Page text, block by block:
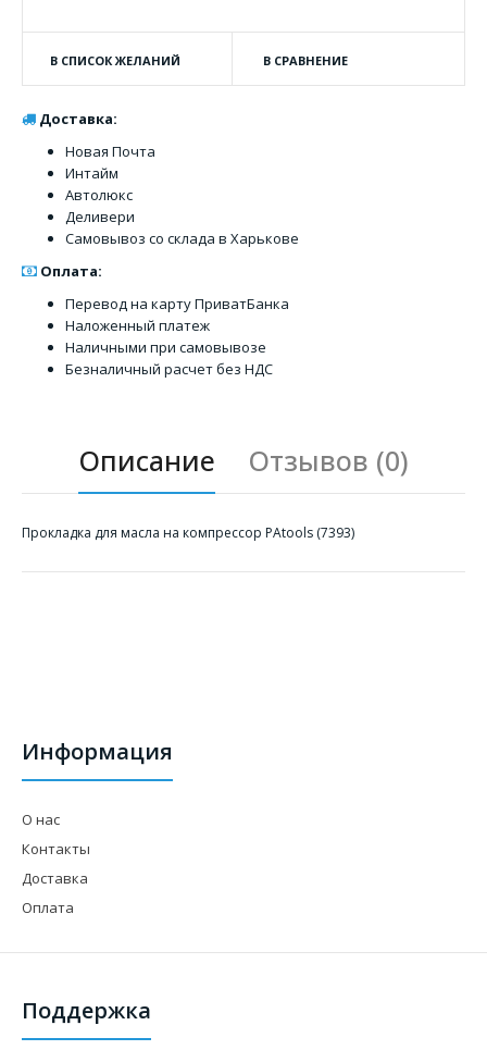
В СПИСОК ЖЕЛАНИЙ В СРАВНЕНИЕ
Доставка:
Новая Почта
Интайм
Автолюкс
Деливери
Самовывоз со склада в Харькове
Оплата:
Перевод на карту ПриватБанка
Наложенный платеж
Наличными при самовывозе
Безналичный расчет без НДС
Описание Отзывов (0)
Прокладка для масла на компрессор PAtools (7393)
Информация
О нас
Контакты
Доставка
Оплата
Поддержка